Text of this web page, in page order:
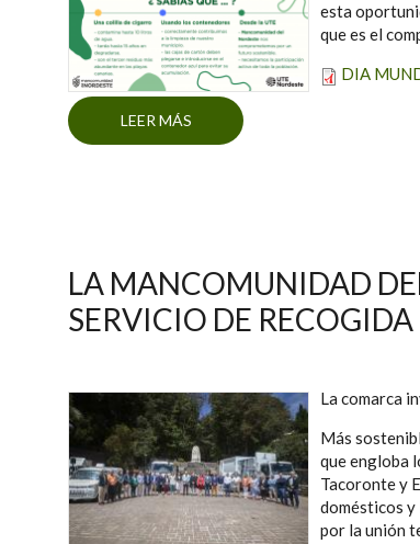
esta
que es el
DIA
LEER MÁS SOBRE DÍA MUNDIAL DE LA
LA MANCOMUNIDAD
SERVICIO DE
La comarca
Más
que engloba
Tacoronte y
domésticos y
por la unión